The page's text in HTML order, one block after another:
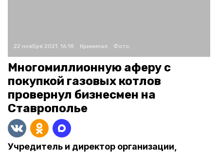
22 ноября 2021, 16:18 Криминал Фото:
Многомиллионную аферу с
покупкой газовых котлов
провернул бизнесмен на
Ставрополье
Учредитель и директор организации,